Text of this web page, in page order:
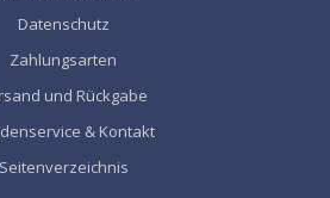
Datenschutz
Zahlungsarten
und Rückgabe
& Kontakt
Seitenverzeichnis